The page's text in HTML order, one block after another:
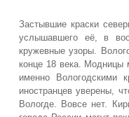
Застывшие краски
услышавшего её, в
кружевные узоры.
конце 18 века. Модницы
именно
иностранцев уверены,
Вологде. Вовсе нет.